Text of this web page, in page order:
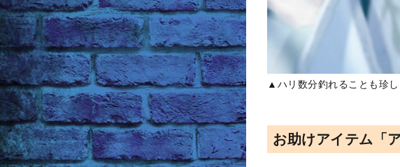
▲ハリ数分釣れることも珍
お助けアイテム「